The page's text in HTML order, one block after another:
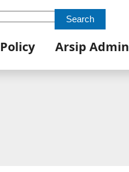
Search
Policy Arsip Admin